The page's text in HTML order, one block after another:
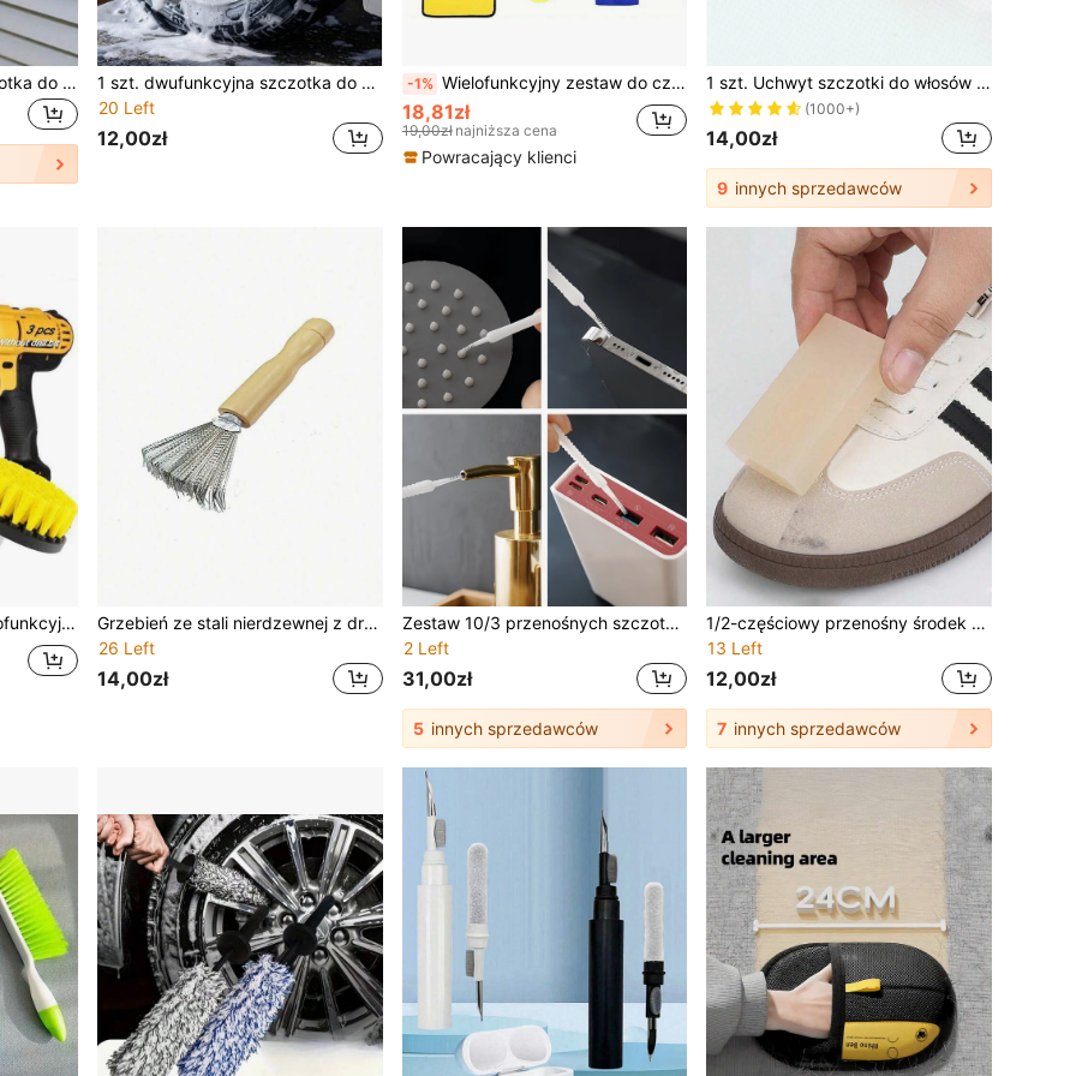
1 szt. wielofunkcyjna szczotka do czyszczenia żaluzji, miękka ściereczka z mikrofibry do żaluzji weneckich i kratek klimatyzacji, zmywalne ręczne narzędzie do czyszczenia szczelin
1 szt. dwufunkcyjna szczotka do kół z mikrofibry, miękkie narzędzie do detalingu samochodowego bez rys, demontowalna do czyszczenia felg i piast na mokro i sucho, do trudno dostępnych miejsc w samochodzie, ciężarówce, motocyklu, SUV, ATV, do garażu, prezent dla entuzjastów motoryzacji
20 Left
12,00zł
-1% Wielofunkcyjny zestaw do czyszczenia samochodu, zestaw szczotek do czyszczenia samochodu ze szczotkami do kół, szczotką do otworów wentylacyjnych, gąbkami polerskimi, rękawicą do mycia i ściereczką do czyszczenia
18,81zł
19,00zł najniższa cena
Powracający klienci
1 szt. Uchwyt szczotki do włosów z żywicy poliestrowej, kreatywny grzebień do czyszczenia włosów, narzędzie do usuwania pazurów, narzędzie do czyszczenia szczotki do włosów, kuchnia, łazienka, dom, artykuły gospodarstwa domowego, Boże Narodzenie na świąteczne prezenty
(1000+)
14,00zł
9 innych sprzedawców
kempingowej; wydajne narzędzia czyszczące
Grzebień ze stali nierdzewnej z drewnianą rączką, grzebień z pazurem do czyszczenia, grzebień z poduszką powietrzną, narzędzie do czyszczenia włosów, grabki do czyszczenia w domu
26 Left
14,00zł
Zestaw 10/3 przenośnych szczotek do czyszczenia portów ładowania, wielofunkcyjna szczotka czyszcząca, narzędzie do usuwania kurzu, odpowiedni do smartfonów, tabletów, aparatów i laptopów, uniwersalny mini zestaw czyszczący, łatwy w użyciu i trwały, codzienny zestaw do czyszczenia
2 Left
31,00zł
5 innych sprzedawców
1/2-częściowy przenośny środek do czyszczenia butów zamszowych, nie wymaga wody, łatwy w przenoszeniu, odpowiedni do czyszczenia aksamitu, skóry, trampek i białych butów, odplamiacz do czyszczenia chemicznego, gumka do czyszczenia butów, materiał nieścierny, idealny dla miłośników butów sportowych, obuwia, wiosenno-letnich wyborów, prezentów dla druhen, dekoracji do pokoju, sypialni, na plażę, w podróż, dla mężczyzn, dla kobiet, na wakacje
13 Left
12,00zł
7 innych sprzedawców